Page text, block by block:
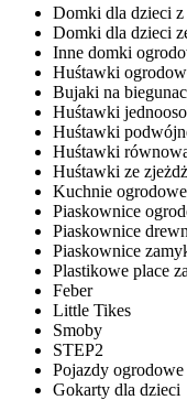
Domki dla dzieci z
Domki dla dzieci
Inne domki
Huśtawki
Bujaki na
Huśtawki
Huśtawki
Huśtawki
Huśtawki ze
Kuchnie
Piaskownice
Piaskownice
Piaskownice
Plastikowe place
Feber
Little Tikes
Smoby
STEP2
Pojazdy
Gokarty dla dzieci